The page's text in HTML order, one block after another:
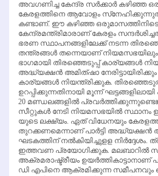
അവഗണിച്ച കേന്ദ്ര സര്‍ക്കാര്‍ കഴിഞ്ഞ
കേരളത്തിനെ ആവോളം
കണ്ടാണ്. ഈ കഴിഞ്ഞ ഒരുമാസത്തിനിടെ
കേന്ദ്രമന്ത്രിമാരാണ് കേരളം
ഭരണ സ്ഥാപനങ്ങളിലേക്ക് നടന്ന
തന്ത്രങ്ങള്‍ തന്നെയാണ്
ഭാഗമായി തിരഞ്ഞെടുപ്പ് കാര്യങ്ങള്‍
അദ്ധ്യക്ഷന്‍ അമിത്ഷാ
കാര്യങ്ങള്‍ നിയന്ത്രിക്കുക.
ഉറപ്പിക്കുന്നതിനായി മൂന്ന്
20 മണ്ഡലങ്ങളില്‍
സീറ്റുകള്‍ നേടി നിയമസഭയില്‍ സ്ഥാനം
യുടെ ലക്ഷ്യം. ഏത് വിധേനയും
തുറക്കണമെന്നാണ് പാര്‍ട്ടി
ഘടകത്തിന് നല്‍കിയിച്ചുളള നിര്‍ദ്ദേശം.
ഇത്തവണ പ്രയോഗിക്കുക. മലബാറില്‍ സി
അക്രമരാഷ്ട്രീയം
ഡി എപിനെ ആക്രമിക്കുന്ന സമീപനവും